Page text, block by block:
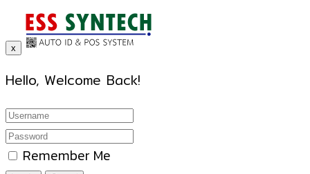
x
Hello, Welcome Back!
Remember Me